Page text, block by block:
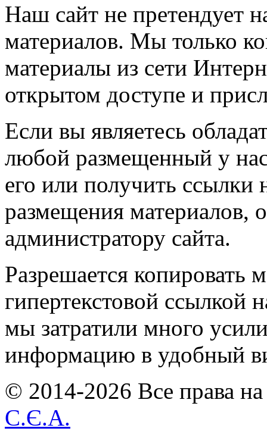
Наш сайт не претендует
материалов. Мы только
материалы из сети
открытом доступе и
Если вы являетесь
любой размещенный у
его или получить ссылки
размещения материалов,
администратору сайта.
Разрешается копировать
гипертекстовой ссылкой
мы затратили много
информацию в удобный
© 2014-2026 Все права
С.Є.А.